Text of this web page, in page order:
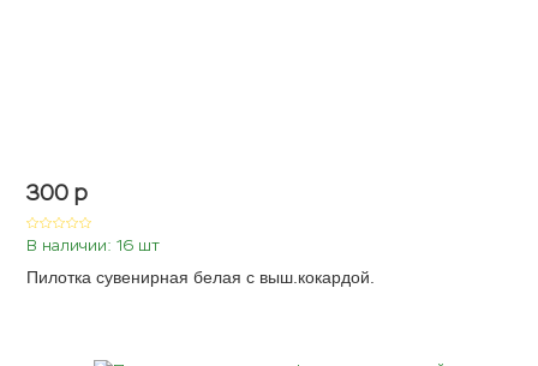
300 p
В наличии: 16 шт
Пилотка сувенирная белая с выш.кокардой.